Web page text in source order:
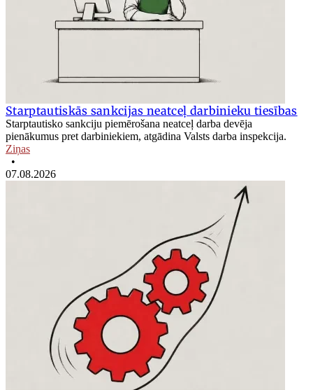
Starptautiskās sankcijas neatceļ darbinieku tiesības
Starptautisko sankciju piemērošana neatceļ darba devēja
pienākumus pret darbiniekiem, atgādina Valsts darba inspekcija.
Ziņas
•
07.08.2026